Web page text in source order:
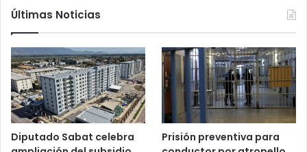
Últimas Noticias
Diputado Sabat celebra
Prisión preventiva para